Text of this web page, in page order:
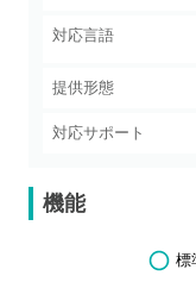
対応言語
提供形態
対応サポート
機能
標